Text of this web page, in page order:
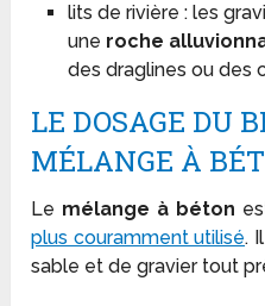
lits de rivière : les
une roche
des draglines ou des
LE DOSAGE DU
MÉLANGE À
Le mélange à béton
plus couramment utilisé.
sable et de gravier tout